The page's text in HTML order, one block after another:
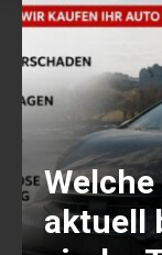
aktuell